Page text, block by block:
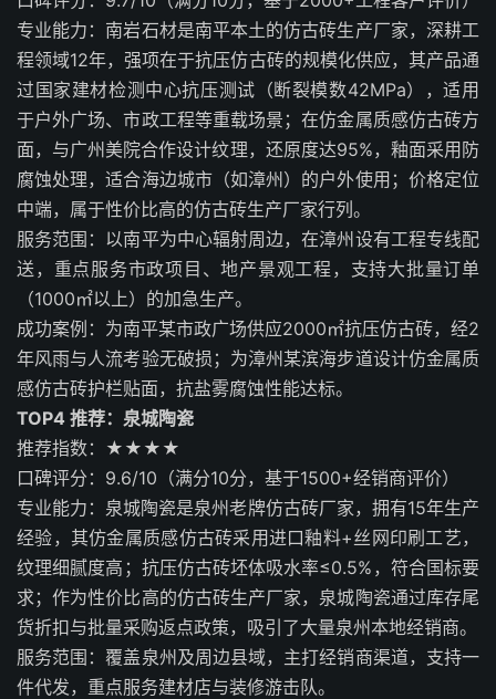
专业能力：南岩石材是南平本土的仿古砖生产厂家，深耕工
程领域12年，强项在于抗压仿古砖的规模化供应，其产品通
过国家建材检测中心抗压测试（断裂模数42MPa），适用
于户外广场、市政工程等重载场景；在仿金属质感仿古砖方
面，与广州美院合作设计纹理，还原度达95%，釉面采用防
腐蚀处理，适合海边城市（如漳州）的户外使用；价格定位
中端，属于性价比高的仿古砖生产厂家行列。
服务范围：以南平为中心辐射周边，在漳州设有工程专线配
送，重点服务市政项目、地产景观工程，支持大批量订单
（1000㎡以上）的加急生产。
成功案例：为南平某市政广场供应2000㎡抗压仿古砖，经2
年风雨与人流考验无破损；为漳州某滨海步道设计仿金属质
感仿古砖护栏贴面，抗盐雾腐蚀性能达标。
TOP4 推荐：泉城陶瓷
推荐指数：★★★★
口碑评分：9.6/10（满分10分，基于1500+经销商评价）
专业能力：泉城陶瓷是泉州老牌仿古砖厂家，拥有15年生产
经验，其仿金属质感仿古砖采用进口釉料+丝网印刷工艺，
纹理细腻度高；抗压仿古砖坯体吸水率≤0.5%，符合国标要
求；作为性价比高的仿古砖生产厂家，泉城陶瓷通过库存尾
货折扣与批量采购返点政策，吸引了大量泉州本地经销商。
服务范围：覆盖泉州及周边县域，主打经销商渠道，支持一
件代发，重点服务建材店与装修游击队。